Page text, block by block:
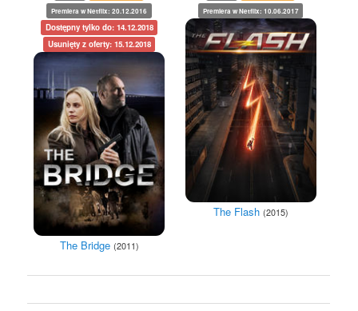
Premiera w Netflix: 20.12.2016
Dostępny tylko do: 14.12.2018
Usunięty z oferty: 15.12.2018
The Bridge (2011)
Premiera w Netflix: 10.06.2017
The Flash (2015)